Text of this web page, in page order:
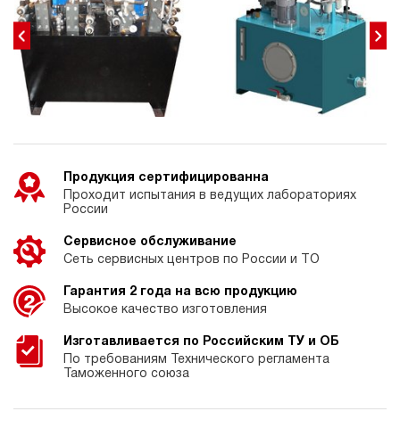
Продукция сертифицированна
Проходит испытания в ведущих лабораториях
России
Сервисное обслуживание
Сеть сервисных центров по России и ТО
Гарантия 2 года на всю продукцию
Высокое качество изготовления
Изготавливается по Российским ТУ и ОБ
По требованиям Технического регламента
Таможенного союза